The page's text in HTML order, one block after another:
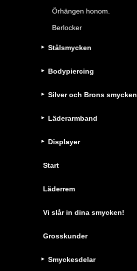
Örhängen honom.
Berlocker
Stålsmycken
Bodypiercing
Silver och Brons smycken
Läderarmband
Displayer
Start
Läderrem
Vi slår in dina smycken!
Grosskunder
Smyckesdelar